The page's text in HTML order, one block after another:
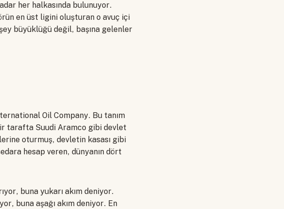
her halkasında bulunuyor.
en üst ligini oluşturan o avuç içi
büyüklüğü değil, başına gelenler
Oil Company. Bu tanım
tarafta Suudi Aramco gibi devlet
oturmuş, devletin kasası gibi
hesap veren, dünyanın dört
buna yukarı akım deniyor.
buna aşağı akım deniyor. En